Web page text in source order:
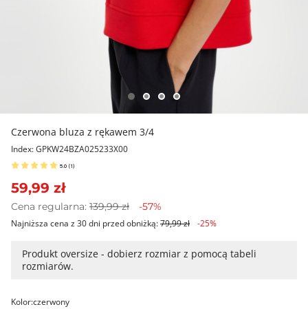
Czerwona bluza z rękawem 3/4
Index: GPKW24BZA025233X00
5.0 (1 )
59,99 zł
Cena regularna: 139,99 zł -57%
Najniższa cena z 30 dni przed obniżką:79,99 zł -25%
Produkt oversize - dobierz rozmiar z pomocą tabeli
rozmiarów.
Kolor:czerwony